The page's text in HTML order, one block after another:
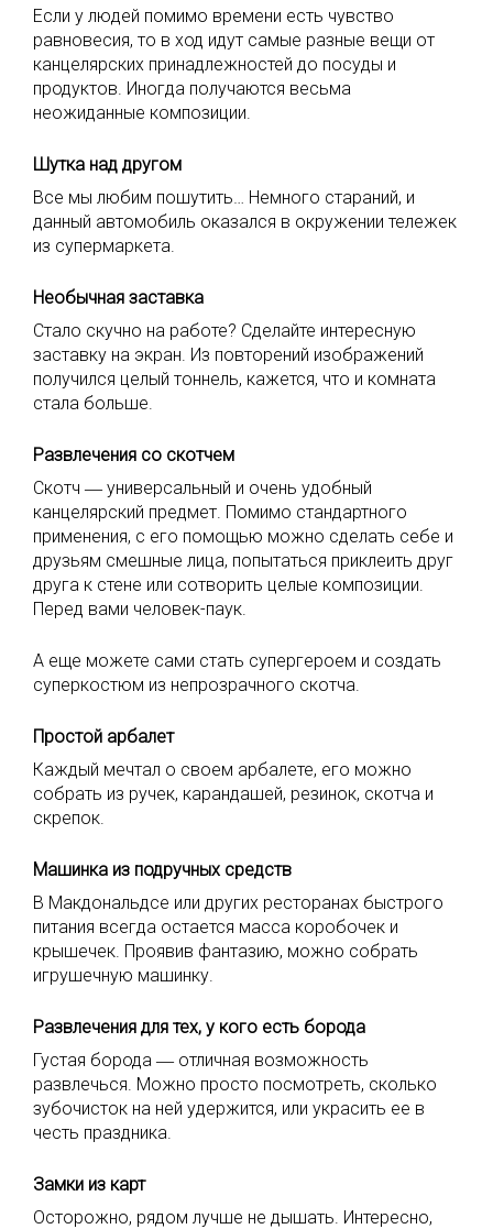
Если у людей помимо времени есть чувство
равновесия, то в ход идут самые разные вещи от
канцелярских принадлежностей до посуды и
продуктов. Иногда получаются весьма
неожиданные композиции.
Шутка над другом
Все мы любим пошутить… Немного стараний, и
данный автомобиль оказался в окружении тележек
из супермаркета.
Необычная заставка
Стало скучно на работе? Сделайте интересную
заставку на экран. Из повторений изображений
получился целый тоннель, кажется, что и комната
стала больше.
Развлечения со скотчем
Скотч ― универсальный и очень удобный
канцелярский предмет. Помимо стандартного
применения, с его помощью можно сделать себе и
друзьям смешные лица, попытаться приклеить друг
друга к стене или сотворить целые композиции.
Перед вами человек-паук.
А еще можете сами стать супергероем и создать
суперкостюм из непрозрачного скотча.
Простой арбалет
Каждый мечтал о своем арбалете, его можно
собрать из ручек, карандашей, резинок, скотча и
скрепок.
Машинка из подручных средств
В Макдональдсе или других ресторанах быстрого
питания всегда остается масса коробочек и
крышечек. Проявив фантазию, можно собрать
игрушечную машинку.
Развлечения для тех, у кого есть борода
Густая борода ― отличная возможность
развлечься. Можно просто посмотреть, сколько
зубочисток на ней удержится, или украсить ее в
честь праздника.
Замки из карт
Осторожно, рядом лучше не дышать. Интересно,